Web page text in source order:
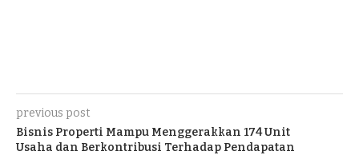
previous post
Bisnis Properti Mampu Menggerakkan 174 Unit
Usaha dan Berkontribusi Terhadap Pendapatan